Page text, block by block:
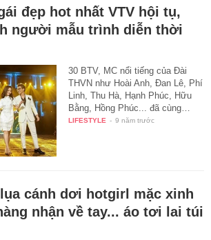
đẹp hot nhất VTV hội tụ,
người mẫu trình diễn thời
30 BTV, MC nổi tiếng của Đài
THVN như Hoài Anh, Đan Lê, Phí
Linh, Thu Hà, Hạnh Phúc, Hữu
Bằng, Hồng Phúc... đã cùng…
LIFESTYLE - 9 năm trước
cánh dơi hotgirl mặc xinh
nhận về tay... áo tơi lai túi